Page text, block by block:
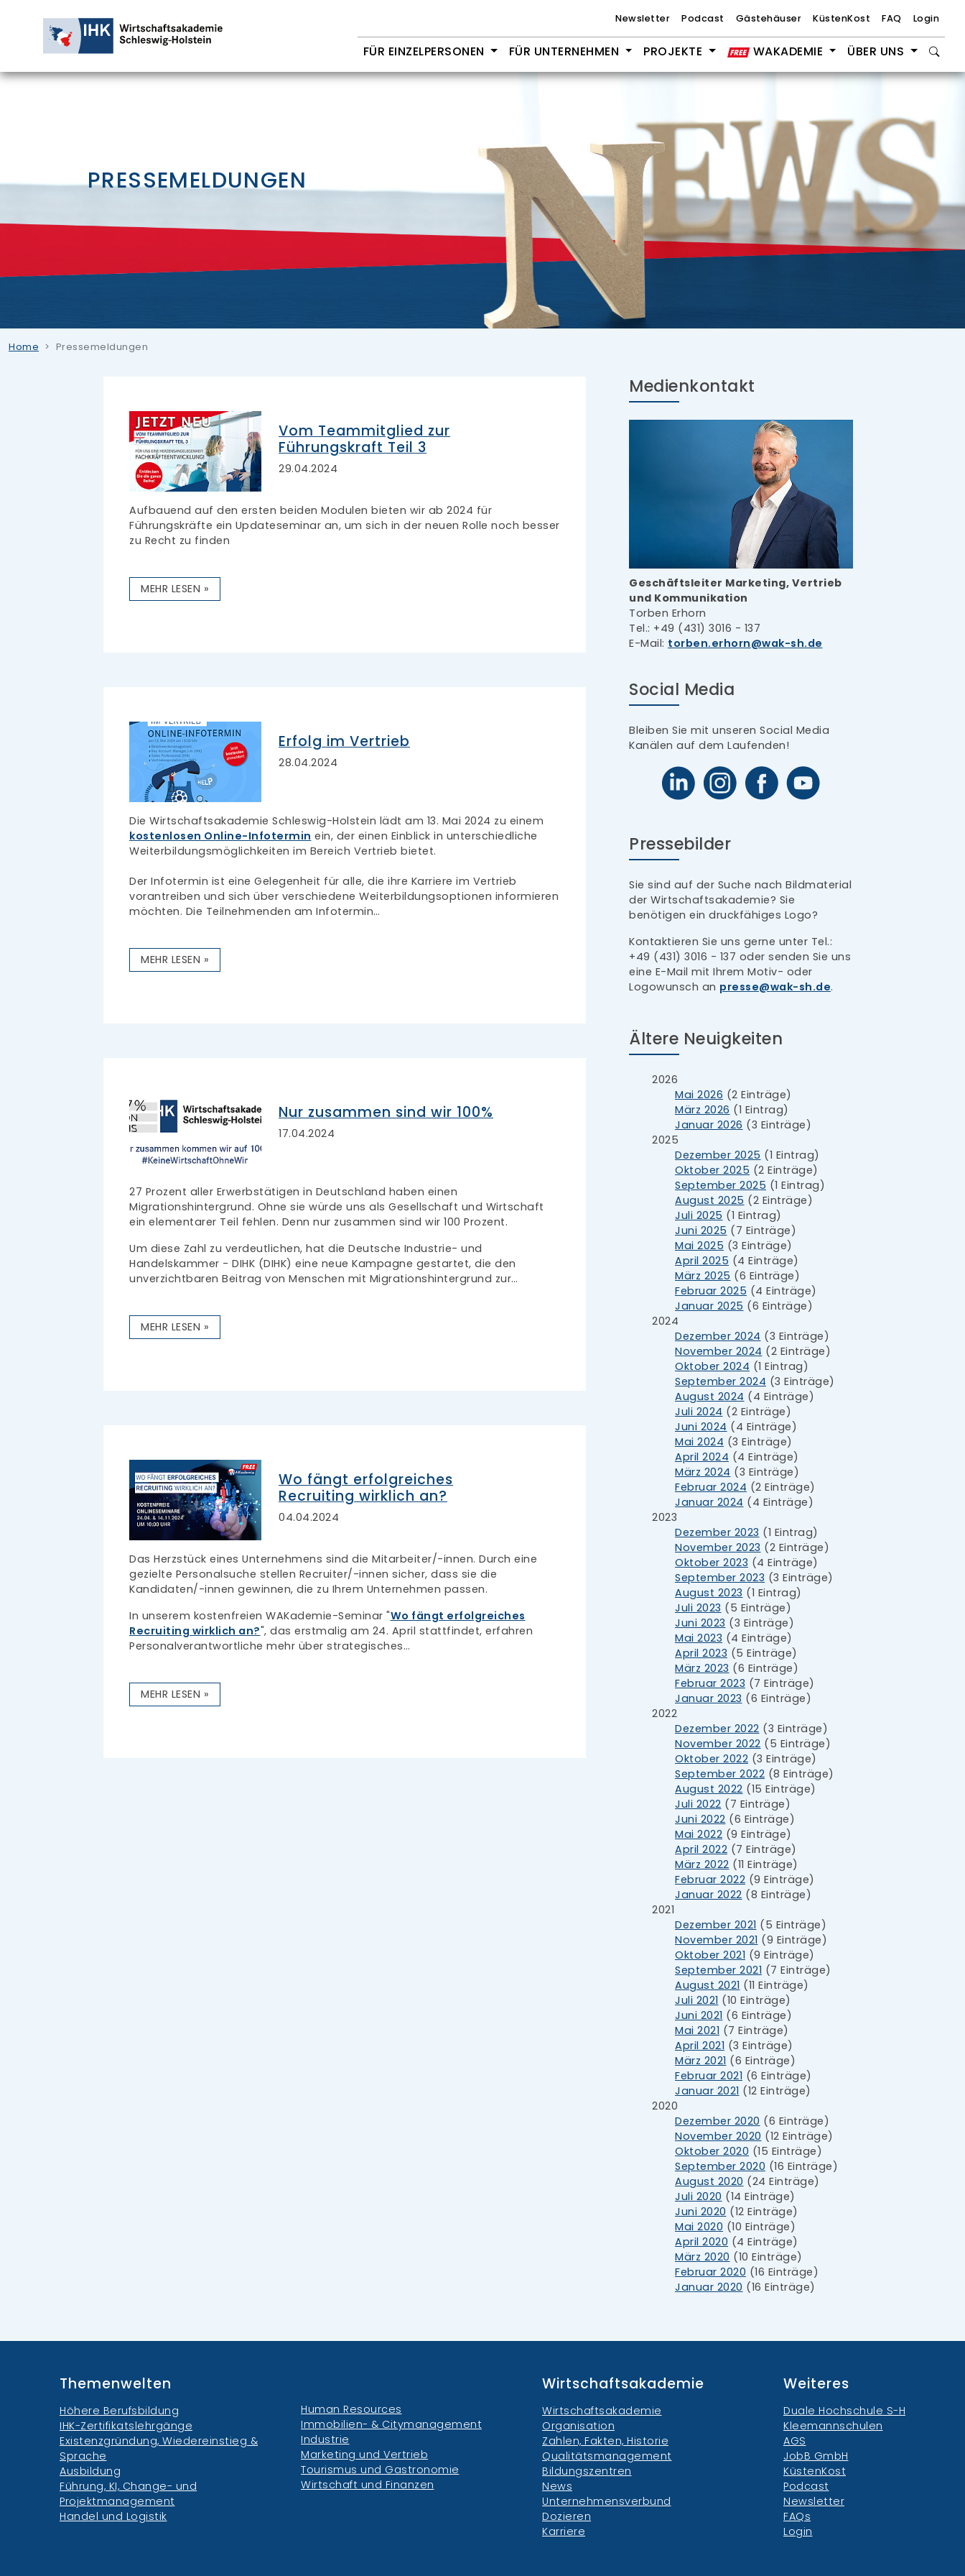
Newsletter Podcast Gästehäuser KüstenKost FAQ Login
FÜR EINZELPERSONEN FÜR UNTERNEHMEN PROJEKTE WAKADEMIE ÜBER UNS
PRESSEMELDUNGEN
Home Pressemeldungen
Vom Teammitglied zur
Führungskraft Teil 3
29.04.2024
Aufbauend auf den ersten beiden Modulen bieten wir ab 2024 für
Führungskräfte ein Updateseminar an, um sich in der neuen Rolle noch besser
zu Recht zu finden
MEHR LESEN »
Erfolg im Vertrieb
28.04.2024
Die Wirtschaftsakademie Schleswig-Holstein lädt am 13. Mai 2024 zu einem
kostenlosen Online-Infotermin ein, der einen Einblick in unterschiedliche
Weiterbildungsmöglichkeiten im Bereich Vertrieb bietet.
Der Infotermin ist eine Gelegenheit für alle, die ihre Karriere im Vertrieb
vorantreiben und sich über verschiedene Weiterbildungsoptionen informieren
möchten. Die Teilnehmenden am Infotermin…
MEHR LESEN »
Nur zusammen sind wir 100%
17.04.2024
27 Prozent aller Erwerbstätigen in Deutschland haben einen
Migrationshintergrund. Ohne sie würde uns als Gesellschaft und Wirtschaft
ein elementarer Teil fehlen. Denn nur zusammen sind wir 100 Prozent.
Um diese Zahl zu verdeutlichen, hat die Deutsche Industrie- und
Handelskammer - DIHK (DIHK) eine neue Kampagne gestartet, die den
unverzichtbaren Beitrag von Menschen mit Migrationshintergrund zur…
MEHR LESEN »
Wo fängt erfolgreiches
Recruiting wirklich an?
04.04.2024
Das Herzstück eines Unternehmens sind die Mitarbeiter/-innen. Durch eine
gezielte Personalsuche stellen Recruiter/-innen sicher, dass sie die
Kandidaten/-innen gewinnen, die zu Ihrem Unternehmen passen.
In unserem kostenfreien WAKademie-Seminar "Wo fängt erfolgreiches
Recruiting wirklich an?", das erstmalig am 24. April stattfindet, erfahren
Personalverantwortliche mehr über strategisches…
MEHR LESEN »
Medienkontakt
Geschäftsleiter Marketing, Vertrieb
und Kommunikation
Torben Erhorn
Tel.: +49 (431) 3016 - 137
E-Mail: torben.erhorn wak-sh.de
Social Media
Bleiben Sie mit unseren Social Media
Kanälen auf dem Laufenden!
Pressebilder
Sie sind auf der Suche nach Bildmaterial
der Wirtschaftsakademie? Sie
benötigen ein druckfähiges Logo?
Kontaktieren Sie uns gerne unter Tel.:
+49 (431) 3016 - 137 oder senden Sie uns
eine E-Mail mit Ihrem Motiv- oder
Logowunsch an presse wak-sh.de.
Ältere Neuigkeiten
2026
Mai 2026 (2 Einträge)
März 2026 (1 Eintrag)
Januar 2026 (3 Einträge)
2025
Dezember 2025 (1 Eintrag)
Oktober 2025 (2 Einträge)
September 2025 (1 Eintrag)
August 2025 (2 Einträge)
Juli 2025 (1 Eintrag)
Juni 2025 (7 Einträge)
Mai 2025 (3 Einträge)
April 2025 (4 Einträge)
März 2025 (6 Einträge)
Februar 2025 (4 Einträge)
Januar 2025 (6 Einträge)
2024
Dezember 2024 (3 Einträge)
November 2024 (2 Einträge)
Oktober 2024 (1 Eintrag)
September 2024 (3 Einträge)
August 2024 (4 Einträge)
Juli 2024 (2 Einträge)
Juni 2024 (4 Einträge)
Mai 2024 (3 Einträge)
April 2024 (4 Einträge)
März 2024 (3 Einträge)
Februar 2024 (2 Einträge)
Januar 2024 (4 Einträge)
2023
Dezember 2023 (1 Eintrag)
November 2023 (2 Einträge)
Oktober 2023 (4 Einträge)
September 2023 (3 Einträge)
August 2023 (1 Eintrag)
Juli 2023 (5 Einträge)
Juni 2023 (3 Einträge)
Mai 2023 (4 Einträge)
April 2023 (5 Einträge)
März 2023 (6 Einträge)
Februar 2023 (7 Einträge)
Januar 2023 (6 Einträge)
2022
Dezember 2022 (3 Einträge)
November 2022 (5 Einträge)
Oktober 2022 (3 Einträge)
September 2022 (8 Einträge)
August 2022 (15 Einträge)
Juli 2022 (7 Einträge)
Juni 2022 (6 Einträge)
Mai 2022 (9 Einträge)
April 2022 (7 Einträge)
März 2022 (11 Einträge)
Februar 2022 (9 Einträge)
Januar 2022 (8 Einträge)
2021
Dezember 2021 (5 Einträge)
November 2021 (9 Einträge)
Oktober 2021 (9 Einträge)
September 2021 (7 Einträge)
August 2021 (11 Einträge)
Juli 2021 (10 Einträge)
Juni 2021 (6 Einträge)
Mai 2021 (7 Einträge)
April 2021 (3 Einträge)
März 2021 (6 Einträge)
Februar 2021 (6 Einträge)
Januar 2021 (12 Einträge)
2020
Dezember 2020 (6 Einträge)
November 2020 (12 Einträge)
Oktober 2020 (15 Einträge)
September 2020 (16 Einträge)
August 2020 (24 Einträge)
Juli 2020 (14 Einträge)
Juni 2020 (12 Einträge)
Mai 2020 (10 Einträge)
April 2020 (4 Einträge)
März 2020 (10 Einträge)
Februar 2020 (16 Einträge)
Januar 2020 (16 Einträge)
Themenwelten
Höhere Berufsbildung
IHK-Zertifikatslehrgänge
Existenzgründung, Wiedereinstieg &
Sprache
Ausbildung
Führung, KI, Change- und
Projektmanagement
Handel und Logistik
Human Resources
Immobilien- & Citymanagement
Industrie
Marketing und Vertrieb
Tourismus und Gastronomie
Wirtschaft und Finanzen
Wirtschaftsakademie
Wirtschaftsakademie
Organisation
Zahlen, Fakten, Historie
Qualitätsmanagement
Bildungszentren
News
Unternehmensverbund
Dozieren
Karriere
Weiteres
Duale Hochschule S-H
Kleemannschulen
AGS
JobB GmbH
KüstenKost
Podcast
Newsletter
FAQs
Login